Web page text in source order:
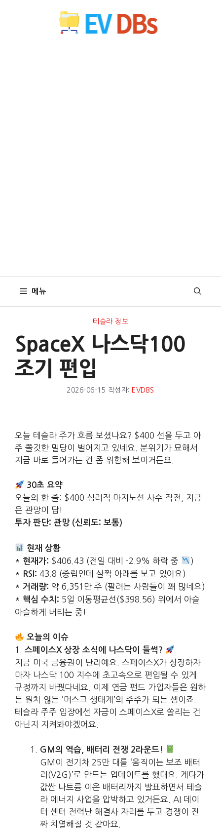
메뉴
테슬라 정보
SpaceX 나스닥100
조기 편입
2026-06-15 작성자: EVDBS
오늘 테슬라 주가 흐름 보셨나요? $400 선을 두고 아
주 쫄깃한 밀당이 벌어지고 있네요. 분위기가 묘해서
지금 바로 들어가는 건 좀 위험해 보이거든요.
30초 요약
오늘의 한 줄: $400 심리적 마지노선 사수 작전, 지금
은 관망이 답!
투자 판단: 관망 (신뢰도: 보통)
현재 상황
* 현재가: $406.43 (전일 대비 -2.9% 하락 중
)
*
RSI: 43.8 (중립인데 살짝 아래를 보고 있어요)
* 거래량: 약 6,351만 주 (팔려는 사람들이 꽤 많네요)
* 핵심 수치: 5일 이동평균선($398.56) 위에서 아슬
아슬하게 버티는 중!
오늘의 이슈
1. 스페이스X 상장 소식에 나스닥이 들썩?
지금 미국 금융권이 난리예요. 스페이스X가 상장하자
마자 나스닥 100 지수에 초고속으로 편입될 수 있게
규정까지 바꿨다네요. 이제 연금 펀드 가입자들은 원하
든 원치 않든 ‘머스크 생태계’의 주주가 되는 셈이죠.
테슬라 주주 입장에선 자금이 스페이스X로 쏠리는 건
아닌지 지켜봐야겠어요.
GM의 역습, 배터리 전쟁 2라운드!
GM이 전기차 25만 대를 ‘움직이는 보조 배터
리(V2G)’로 만드는 업데이트를 했대요. 게다가
값싼 나트륨 이온 배터리까지 발표하면서 테슬
라 에너지 사업을 압박하고 있거든요. AI 데이
터 센터 전력난 해결사 자리를 두고 경쟁이 진
짜 치열해질 것 같아요.